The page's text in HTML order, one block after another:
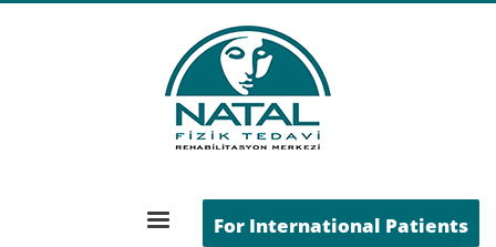
For International Patients
POSTS TAGGED "OTURMA EGZERSIZLERI"